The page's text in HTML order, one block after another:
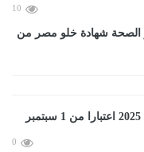
10
الصحة شهادة خلو مصر من
0